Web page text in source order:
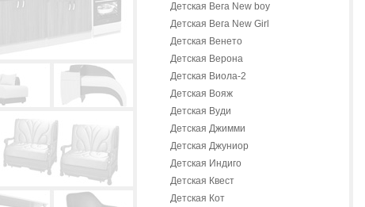
Детская Вега New boy
Детская Вега New Girl
Детская Венето
Детская Верона
Детская Виола-2
Детская Вояж
Детская Вуди
Детская Джимми
Детская Джуниор
Детская Индиго
Детская Квест
Детская Кот